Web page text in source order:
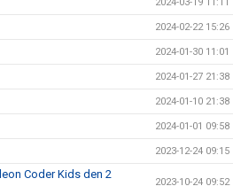
2024-02-22 15:26
2024-01-30 11:01
2024-01-27 21:38
2024-01-10 21:38
2024-01-01 09:58
2023-12-24 09:15
Coder Kids den 2
2023-10-24 09:52